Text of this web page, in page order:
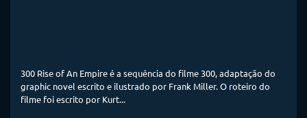
300 Rise of An Empire é a sequência do filme 300, adaptação do
graphic novel escrito e ilustrado por Frank Miller. O roteiro do
filme foi escrito por Kurt...